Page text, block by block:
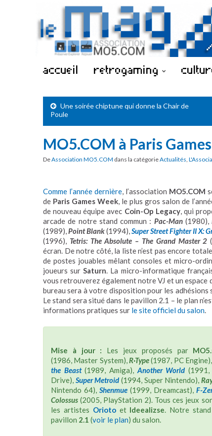
accueil retrogaming
Une soirée chiptune qui donne la Chair de
Poule
MO5.COM à Paris
DeAssociation MO5.COM dans la catégorieActualités,
Comme l’année dernière, l’association MO5.COM
de Paris Games Week, le plus gros salon de
de nouveau équipe avec Coin-Op Legacy, qui
arcade de notre stand commun : Pac-Man(1980),
(1989),Point Blank(1994),Super Street Fighter II X:
(1996), Tetris: The Absolute – The Grand Master 2
écran. De notre côté, la liste n’est pas encore
de postes jouables mêlant consoles et micro-
joueurs surSaturn. La micro-informatique
vous retrouverez également notre VJ et un espace
bureau sera à votre disposition pour les adhésions
Le stand sera situé dans le pavillon 2.1 – le plan
informations pratiques sur le site officiel du salon.
Mise à jour : Les jeux proposés par
(1986, Master System),R·Type(1987, PC Engine),
the Beast(1989, Amiga), Another World
Drive), Super Metroid (1994, Super Nintendo),
Nintendo 64),Shenmue (1999, Dreamcast),F-
Colossus (2005, PlayStation 2). Tous ces jeux
les artistes Oriotoet Ideealizse. Notre stand
pavillon 2.1 (voir le plan) du salon.